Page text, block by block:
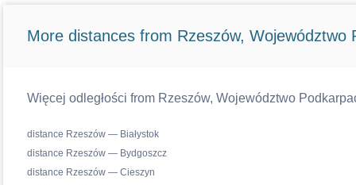
More distances from Rzeszów, Województwo
Więcej odległości from Rzeszów, Województwo
distance Rzeszów — Białystok
distance Rzeszów — Bydgoszcz
distance Rzeszów — Cieszyn